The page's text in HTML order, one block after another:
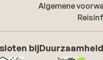
Algemene
bijDuurzaamheid